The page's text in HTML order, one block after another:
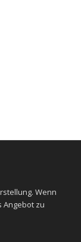
Wenn
Angebot zu